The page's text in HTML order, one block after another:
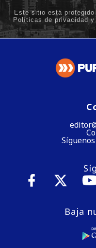
Baja